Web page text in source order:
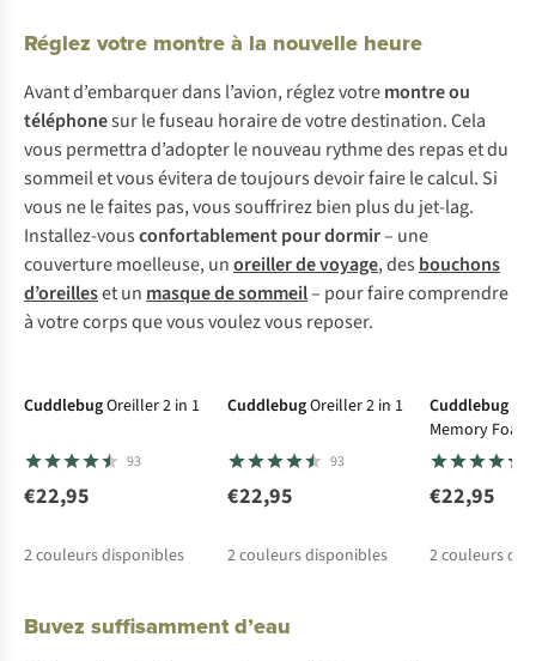
Réglez votre montre à la nouvelle heure
Avant d’embarquer dans l’avion, réglez votremontre ou
téléphonesur le fuseau horaire de votre destination. Cela
vous permettra d’adopter le nouveau rythme des repas et du
sommeil et vous évitera de toujours devoir faire le calcul. Si
vous ne le faites pas, vous souffrirez bien plus du jet-lag.
Installez-vousconfortablement pour dormir– une
couverture moelleuse, unoreiller de voyage, des bouchons
d’oreilleset un masque de sommeil– pour faire comprendre
à votre corps que vous voulez vous reposer.
CuddlebugOreiller 2 in 1
93
€22,95
2couleurs disponibles
CuddlebugOreiller 2 in 1
93
€22,95
2couleurs disponibles
Cuddlebug
Memory Foam
€22,95
2couleurs
Buvez suffisamment d’eau